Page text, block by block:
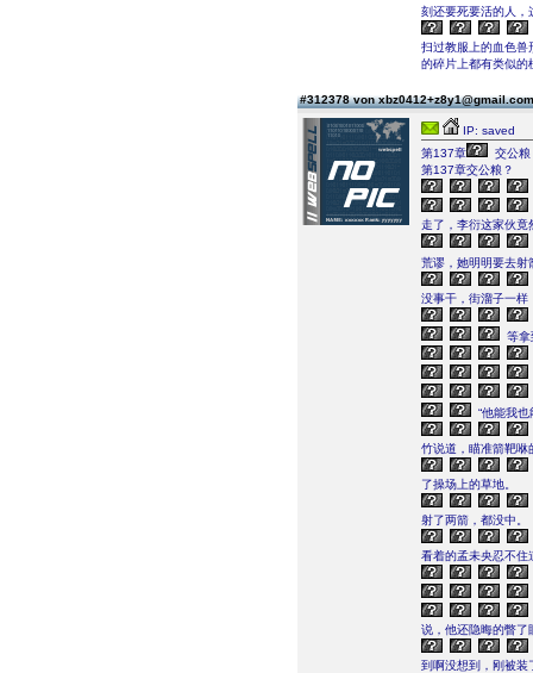
刻还要死要活的人，
扫过教服上的血色兽
的碎片上都有类似的
#312378 von
IP: saved
第137章
交公粮
第137章交公粮？
走了，李衍这家伙竟
荒谬，她明明要去射
没事干，街溜子一样
等拿
“他能我也
竹说道，瞄准箭靶咻
了操场上的草地。
射了两箭，都没中。
看着的孟未央忍不住
说，他还隐晦的瞥了
到啊没想到，刚被装